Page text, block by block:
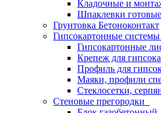
Кладочные и
Шпаклевки
Грунтовка Бетоноконтакт
Гипсокартонные системы
Гипсокартонные
Крепеж для
Профиль для
Маяки, профили
Стеклосетки,
Стеновые прегородки